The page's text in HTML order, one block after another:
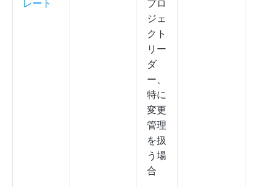
レート
プロ
ジェ
クト
リー
ダ
ー、
特に
変更
管理
を扱
う場
合